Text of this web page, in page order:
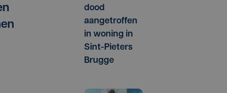
dood
aangetroffen
in woning in
Sint-Pieters
Brugge